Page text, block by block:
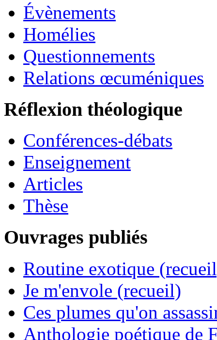
Évènements
Homélies
Questionnements
Relations œcuméniques
Réflexion théologique
Conférences-débats
Enseignement
Articles
Thèse
Ouvrages publiés
Routine exotique
Je m'envole (recueil)
Ces plumes qu'on
Anthologie poétique de